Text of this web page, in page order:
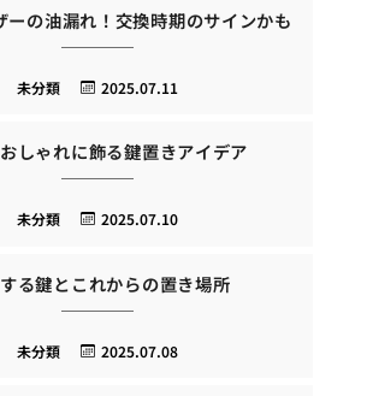
ーの油漏れ！交換時期のサインかも
2025.07.11
未分類
しゃれに飾る鍵置きアイデア
2025.07.10
未分類
る鍵とこれからの置き場所
2025.07.08
未分類